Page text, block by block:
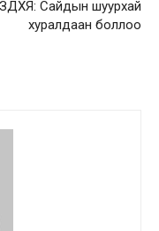
Сайдын шуурхай
хуралдаан боллоо